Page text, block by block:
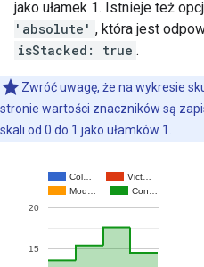
jako ułamek 1. Istnieje też
'absolute' , która jest
isStacked: true .
Zwróć uwagę, że na wykresie
stronie wartości znaczników są
skali od 0 do 1 jako ułamków 1.